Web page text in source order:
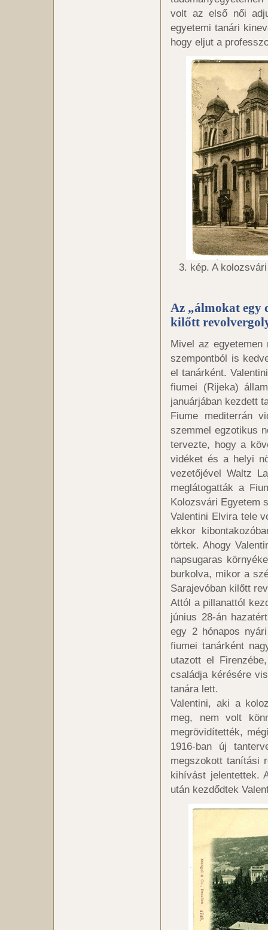
volt az első női
egyetemi tanári
hogy eljut a
3. kép. A
Az „álmokat egy
kilőtt
Mivel az egyetemen
szempontból is
el tanárként.
fiumei (Rijeka)
januárjában kezdett
Fiume mediterrán
szemmel egzotikus
tervezte, hogy a
vidéket és a helyi
vezetőjével Waltz
meglátogatták a
Kolozsvári Egyetem
Valentini Elvira tele
ekkor
törtek. Ahogy
napsugaras
burkolva, mikor a
Sarajevóban kilőtt
Attól a pillanattól
június 28-án
egy 2 hónapos
fiumei tanárként
utazott el
családja kérésére
tanára lett.
Valentini, aki a
meg, nem volt
megrövidítették,
1916-ban új
megszokott tanítási
kihívást jelentettek.
után kezdődtek